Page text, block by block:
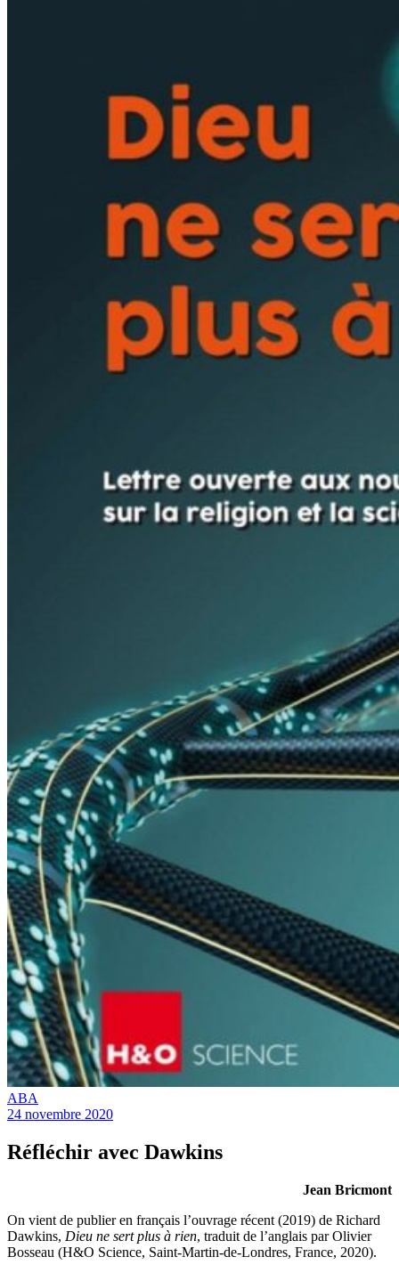
ABA
24 novembre 2020
Réfléchir avec Dawkins
Jean Bricmont
On vient de publier en français l’ouvrage récent (2019) de Richard
Dawkins, Dieu ne sert plus à rien, traduit de l’anglais par Olivier
Bosseau (H&O Science, Saint-Martin-de-Londres, France, 2020).